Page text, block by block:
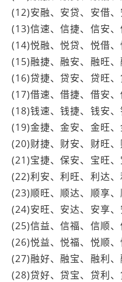
(12)安融、安贷、安借
(13)信速、信捷、信安
(14)悦融、悦贷、悦借
(15)融捷、融安、融旺
(16)贷捷、贷安、贷旺
(17)借速、借捷、借安
(18)钱速、钱捷、钱安
(19)金捷、金安、金旺
(20)财捷、财安、财旺
(21)宝捷、保安、宝旺
(22)利安、利旺、利达
(23)顺旺、顺达、顺享
(24)安旺、安达、安享
(25)信益、信福、信顺
(26)悦益、悦福、悦顺
(27)融好、融宝、融利
(28)贷好、贷宝、贷利